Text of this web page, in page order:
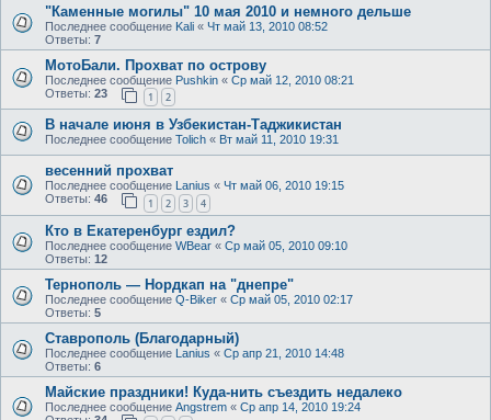
"Каменные могилы" 10 мая 2010 и немного дельше
Последнее сообщение Kali « Чт май 13, 2010 08:52
Ответы: 7
МотоБали. Прохват по острову
Последнее сообщение Pushkin « Ср май 12, 2010 08:21
Ответы: 23 1 2
В начале июня в Узбекистан-Таджикистан
Последнее сообщение Tolich « Вт май 11, 2010 19:31
весенний прохват
Последнее сообщение Lanius « Чт май 06, 2010 19:15
Ответы: 46 1 2 3 4
Кто в Екатеренбург ездил?
Последнее сообщение WBear « Ср май 05, 2010 09:10
Ответы: 12
Тернополь — Нордкап на "днепре"
Последнее сообщение Q-Biker « Ср май 05, 2010 02:17
Ответы: 5
Ставрополь (Благодарный)
Последнее сообщение Lanius « Ср апр 21, 2010 14:48
Ответы: 6
Майские праздники! Куда-нить съездить недалеко
Последнее сообщение Angstrem « Ср апр 14, 2010 19:24